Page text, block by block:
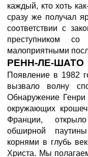
каждый, кто хоть
сразу же получал
соответствии с
преступником
малоприятными
РЕНН-ЛЕ-ШАТО
Появление в 1982
вызвало волну
Обнаружение Генри
окружающих
Франции,
обширной
корнями в глубь
Христа. Мы